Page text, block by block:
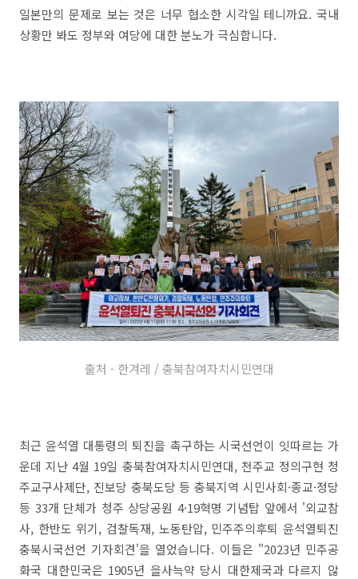
일본만의 문제로 보는 것은 너무 협소한 시각일 테니까요. 국내
상황만 봐도 정부와 여당에 대한 분노가 극심합니다.
출처 - 한겨레 / 충북참여자치시민연대
최근 윤석열 대통령의 퇴진을 촉구하는 시국선언이 잇따르는 가
운데 지난 4월 19일 충북참여자치시민연대, 천주교 정의구현 청
주교구사제단, 진보당 충북도당 등 충북지역 시민사회·종교·정당
등 33개 단체가 청주 상당공원 4·19혁명 기념탑 앞에서 '외교참
사, 한반도 위기, 검찰독재, 노동탄압, 민주주의후퇴 윤석열퇴진
충북시국선언 기자회견'을 열었습니다. 이들은 "2023년 민주공
화국 대한민국은 1905년 을사늑약 당시 대한제국과 다르지 않